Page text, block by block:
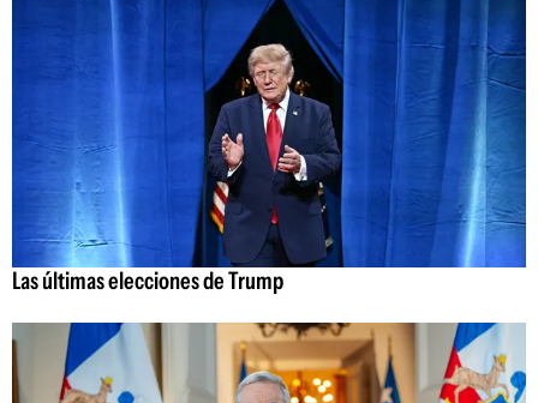
Las últimas elecciones de Trump